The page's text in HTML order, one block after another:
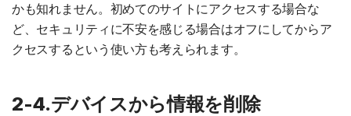
かも知れません。初めてのサイトにアクセスする場合な
ど、セキュリティに不安を感じる場合はオフにしてからア
クセスするという使い方も考えられます。
2-4.デバイスから情報を削除